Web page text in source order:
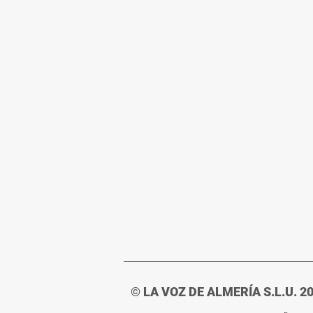
© LA VOZ DE ALMERÍA S.L.U.